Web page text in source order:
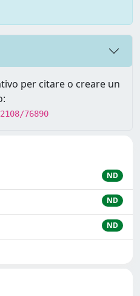
per citare o creare un
76890
ND
ND
ND